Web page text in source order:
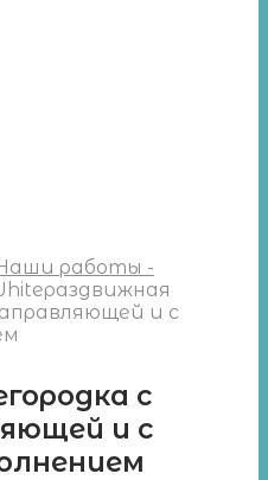
работы -
и с
с
и с